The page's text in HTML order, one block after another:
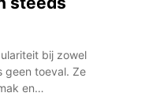
bij zowel
geen toeval. Ze
en…